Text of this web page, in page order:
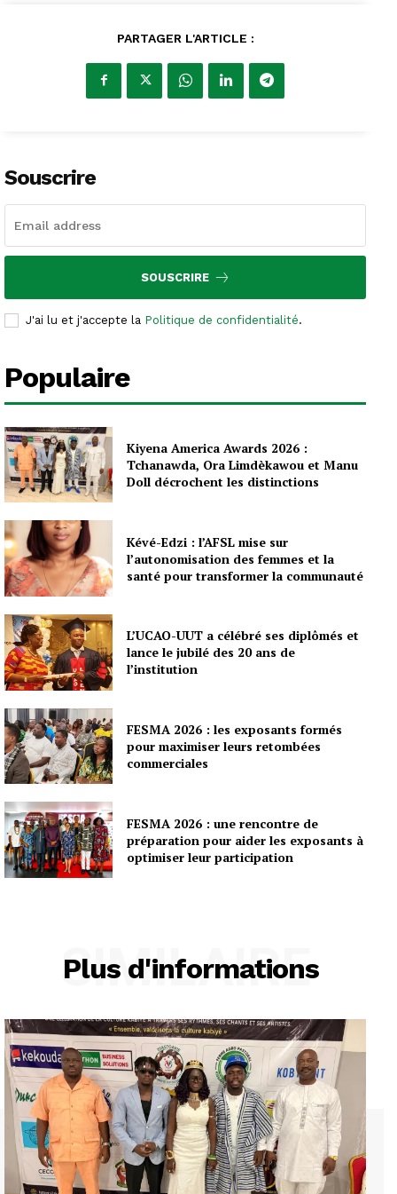
PARTAGER L'ARTICLE :
Souscrire
SOUSCRIRE
J'ai lu et j'accepte la Politique de confidentialité.
Populaire
Kiyena America Awards 2026 :
Tchanawda, Ora Limdèkawou et Manu
Doll décrochent les distinctions
Kévé-Edzi : l’AFSL mise sur
l’autonomisation des femmes et la
santé pour transformer la communauté
L’UCAO-UUT a célébré ses diplômés et
lance le jubilé des 20 ans de
l’institution
FESMA 2026 : les exposants formés
pour maximiser leurs retombées
commerciales
FESMA 2026 : une rencontre de
préparation pour aider les exposants à
optimiser leur participation
Plus d'informations
SIMILAIRE